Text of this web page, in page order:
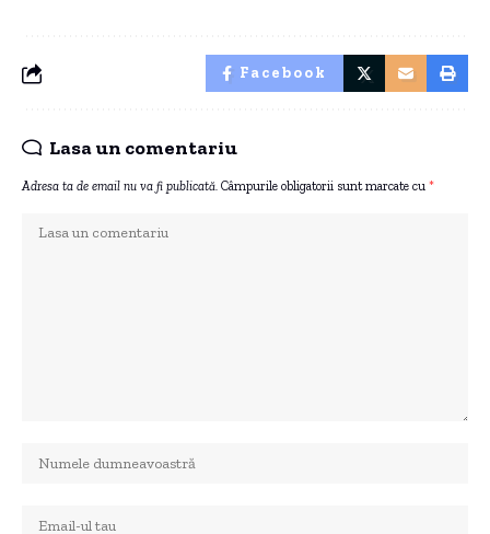
Facebook
Lasa un comentariu
Adresa ta de email nu va fi publicată. Câmpurile obligatorii sunt marcate cu *